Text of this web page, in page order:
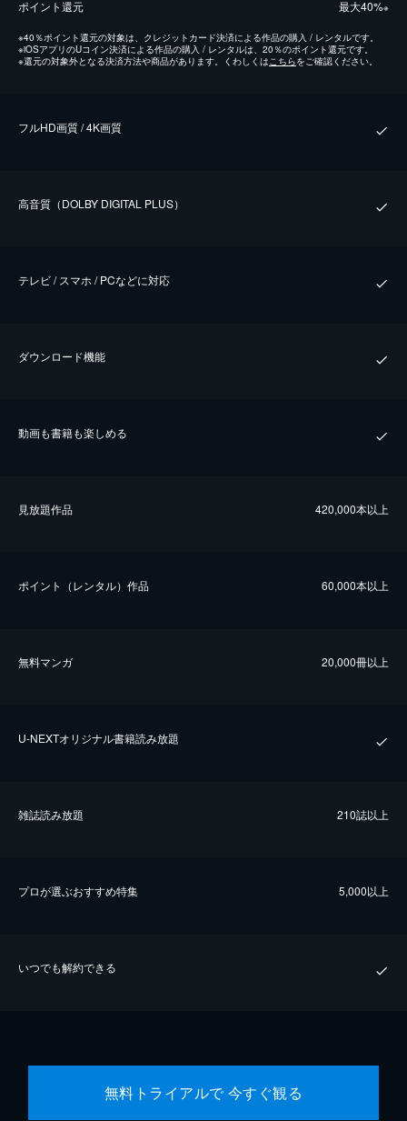
ポイント還元 最⼤40%※
※40％ポイント還元の対象は、クレジットカード決済による作品の購入 / レンタルです。
※iOSアプリのUコイン決済による作品の購入 / レンタルは、20％のポイント還元です。
※還元の対象外となる決済方法や商品があります。くわしくはこちらをご確認ください。
フルHD画質 / 4K画質
⾼⾳質（DOLBY DIGITAL PLUS）
テレビ / スマホ / PCなどに対応
ダウンロード機能
動画も書籍も楽しめる
⾒放題作品 420,000本以上
ポイント（レンタル）作品 60,000本以上
無料マンガ 20,000冊以上
U-NEXTオリジナル書籍読み放題
雑誌読み放題 210誌以上
プロが選ぶおすすめ特集 5,000以上
いつでも解約できる
無料トライアルで 今すぐ観る